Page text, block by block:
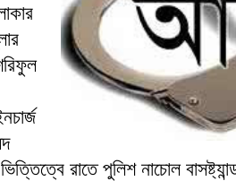
রাতে পুলিশ নাচোল